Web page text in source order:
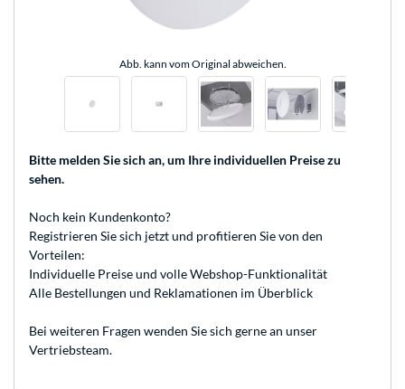
Abb. kann vom Original abweichen.
Bitte melden Sie sich an, um Ihre individuellen Preise zu
sehen.
Noch kein Kundenkonto?
Registrieren Sie sich jetzt und profitieren Sie von den
Vorteilen:
Individuelle Preise und volle Webshop-Funktionalität
Alle Bestellungen und Reklamationen im Überblick
Bei weiteren Fragen wenden Sie sich gerne an unser
Vertriebsteam.